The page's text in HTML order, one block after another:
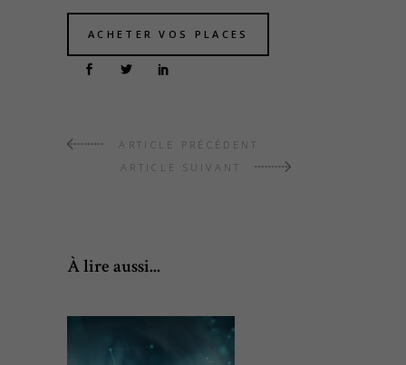
ACHETER VOS PLACES
ARTICLE PRÉCÉDENT
ARTICLE SUIVANT
À lire aussi...